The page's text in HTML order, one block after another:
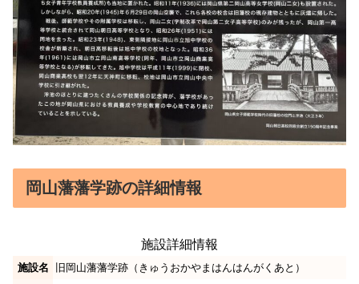
岡山藩藩学跡の詳細情報
施設詳細情報
施設名 旧岡山藩藩学跡（きゅうおかやまはんはんがくあと）